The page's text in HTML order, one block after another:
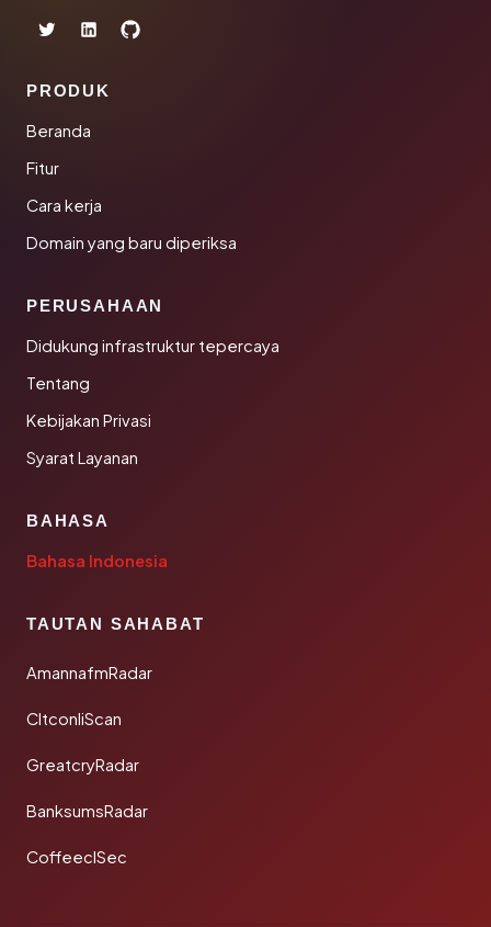
PRODUK
Beranda
Fitur
Cara kerja
Domain yang baru diperiksa
PERUSAHAAN
Didukung infrastruktur tepercaya
Tentang
Kebijakan Privasi
Syarat Layanan
BAHASA
Bahasa Indonesia
TAUTAN SAHABAT
AmannafmRadar
CltconliScan
GreatcryRadar
BanksumsRadar
CoffeeclSec